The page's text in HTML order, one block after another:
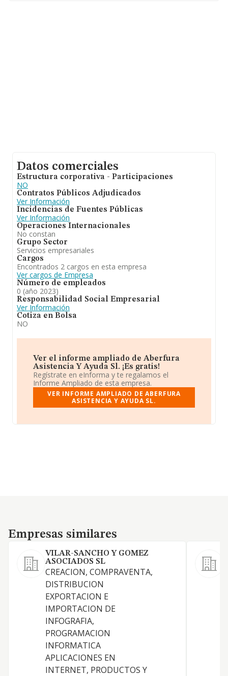
Datos comerciales
Estructura corporativa - Participaciones
NO
Contratos Públicos Adjudicados
Ver Información
Incidencias de Fuentes Públicas
Ver Información
Operaciones Internacionales
No constan
Grupo Sector
Servicios empresariales
Cargos
Encontrados 2 cargos en esta empresa
Ver cargos de Empresa
Número de empleados
0 (año 2023)
Responsabilidad Social Empresarial
Ver Información
Cotiza en Bolsa
NO
Ver el informe ampliado de Aberfura
Asistencia Y Ayuda Sl. ¡Es gratis!
Regístrate en eInforma y te regalamos el
Informe Ampliado de esta empresa.
VER INFORME AMPLIADO DE ABERFURA
ASISTENCIA Y AYUDA SL.
Empresas similares
Empresas similares
VILAR-SANCHO Y GOMEZ
ASOCIADOS SL
CREACION, COMPRAVENTA,
DISTRIBUCION
EXPORTACION E
IMPORTACION DE
INFOGRAFIA,
PROGRAMACION
INFORMATICA
APLICACIONES EN
INTERNET, PRODUCTOS Y